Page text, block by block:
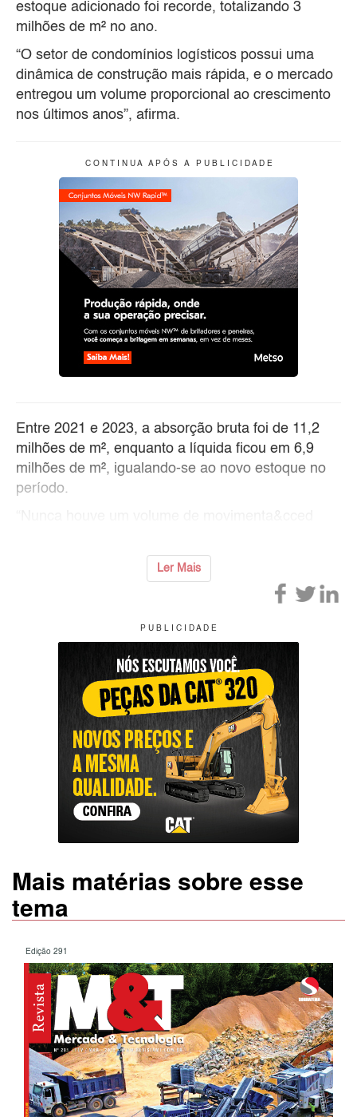
estoque adicionado foi recorde, totalizando 3
milhões de m² no ano.
“O setor de condomínios logísticos possui uma
dinâmica de construção mais rápida, e o mercado
entregou um volume proporcional ao crescimento
nos últimos anos”, afirma.
C O N T I N U A A P Ó S A P U B L I C I D A D E
Entre 2021 e 2023, a absorção bruta foi de 11,2
milhões de m², enquanto a líquida ficou em 6,9
milhões de m², igualando-se ao novo estoque no
período.
Ler Mais
P U B L I C I D A D E
Mais matérias sobre esse
tema
Edição 291